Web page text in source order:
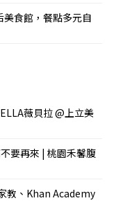
食館，餐點多元自
薇貝拉 @上立美
要再來 | 桃園禾馨腹
教、Khan Academy